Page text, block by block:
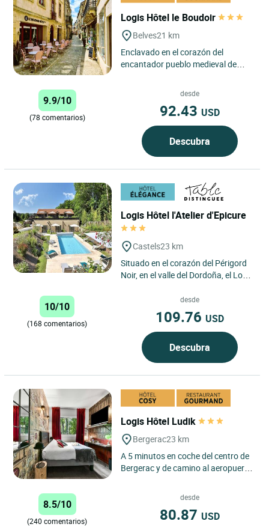
Logis Hôtel le Boudoir
Belves21 km
Enclavado en el corazón del
encantador pueblo medieval de
ofrece un apacible refugio...
9.9/10
(78 comentarios)
desde
92.43 USD
Descubra
Logis Hôtel l'Atelier d'Epicure
Castels23 km
Situado en el corazón del Périgord
Noir, en el valle del Dordoña, el Logis
L’Atelier d’Epicure...
10/10
(168 comentarios)
desde
109.76 USD
Descubra
Logis Hôtel Ludik
Bergerac23 km
A 5 minutos en coche del centro de
Bergerac y de camino al aeropuerto
minutos del hotel,...
8.5/10
(240 comentarios)
desde
80.87 USD